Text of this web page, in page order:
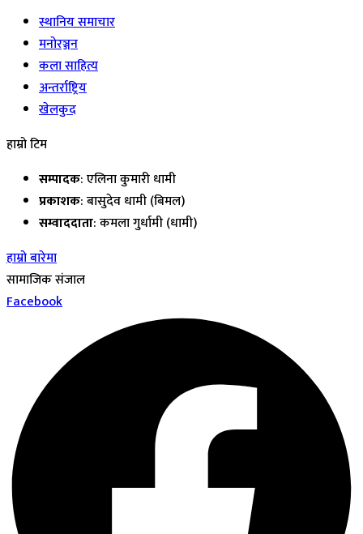
स्थानिय समाचार
मनोरञ्जन
कला साहित्य
अन्तर्राष्ट्रिय
खेलकुद
हाम्रो टिम
सम्पादक: एलिना कुमारी धामी
प्रकाशक: बासुदेव धामी (बिमल)
सम्वाददाता: कमला गुर्धामी (धामी)
हाम्रो बारेमा
सामाजिक संजाल
Facebook